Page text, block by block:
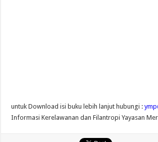
untuk Download isi buku lebih lanjut hubungi :
Informasi Kerelawanan dan Filantropi Yayasan